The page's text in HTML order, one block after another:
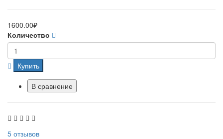
1600.00₽
Количество
Купить
В сравнение
5 отзывов